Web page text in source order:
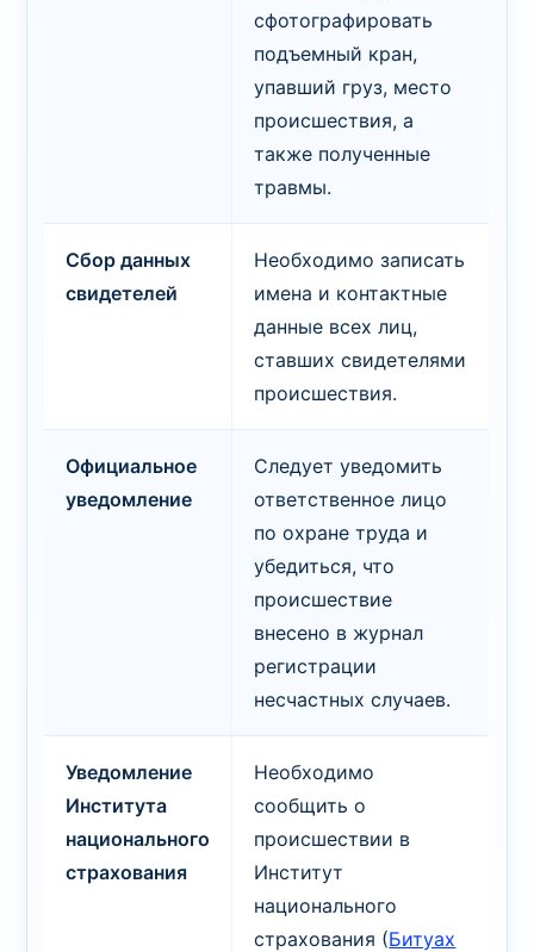
сфотографировать
подъемный кран,
упавший груз, место
происшествия, а
также полученные
травмы.
Сбор данных
свидетелей
Необходимо записать
имена и контактные
данные всех лиц,
ставших свидетелями
происшествия.
Официальное
уведомление
Следует уведомить
ответственное лицо
по охране труда и
убедиться, что
происшествие
внесено в журнал
регистрации
несчастных случаев.
Уведомление
Института
национального
страхования
Необходимо
сообщить о
происшествии в
Институт
национального
страхования (Битуах